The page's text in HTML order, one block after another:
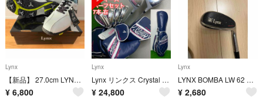
Lynx
【新品】 27.0cm LYNX(リンクス) ゴルフシューズ LXSH-7568
¥ 6,800
Lynx
Lynx リンクス Crystal Cat ef3 レディースゴルフセット 7本
¥ 24,800
Lynx
LYNX BOMBA LW 62 S 3 NS950
¥ 2,680